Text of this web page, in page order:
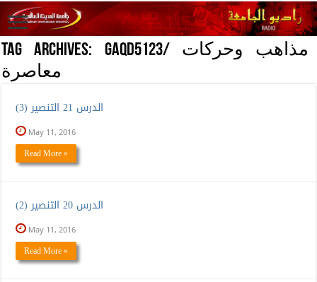
Tag Archives: GAQD5123/ مذاهب وحركات
معاصرة
الدرس 21 التنصير (3)
May 11, 2016
Read More »
الدرس 20 التنصير (2)
May 11, 2016
Read More »